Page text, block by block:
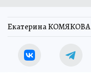
Екатерина КОМЯКОВА